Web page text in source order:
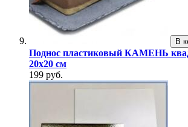
В
Поднос пластиковый КАМЕНЬ
20х20 см
199 руб.